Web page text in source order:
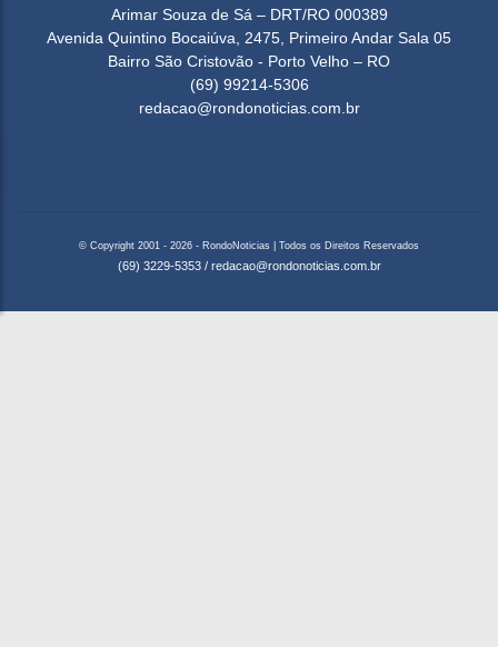
Arimar Souza de Sá – DRT/RO 000389
Avenida Quintino Bocaiúva, 2475, Primeiro Andar Sala 05
Bairro São Cristovão - Porto Velho – RO
(69) 99214-5306
redacao@rondonoticias.com.br
© Copyright 2001 - 2026 - RondoNoticias | Todos os Direitos Reservados
(69) 3229-5353 / redacao@rondonoticias.com.br